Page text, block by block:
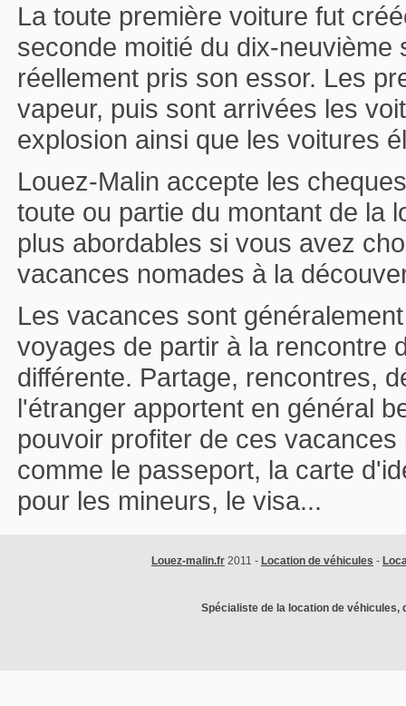
La toute première voiture fut
seconde moitié du dix-
réellement pris son essor. Les
vapeur, puis sont arrivées les
explosion ainsi que les voitures
Louez-Malin accepte les
toute ou partie du montant de la
plus abordables si vous avez
vacances nomades à la
Les vacances sont
voyages de partir à la rencontre
différente. Partage, rencontres,
l'étranger apportent en général
pouvoir profiter de ces
comme le passeport, la carte
pour les mineurs, le visa...
Louez-malin.fr 2011 - Location de véhicules -
Spécialiste de la location de véhicules,